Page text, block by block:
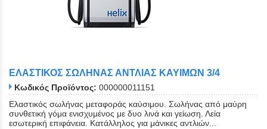
ΕΛΑΣΤΙΚΟΣ ΣΩΛΗΝΑΣ ΑΝΤΛΙΑΣ ΚΑΥΙΜΩΝ 3/4
Κωδικός Προϊόντος: 000000011151
Ελαστικός σωλήνας μεταφοράς καύσιμου. Σωλήνας από μαύρη
συνθετική γόμα ενισχυμένος με δυο λινά και γείωση. Λεία
εσωτερική επιφάνεια. Κατάλληλος για μάνικες αντλιών...